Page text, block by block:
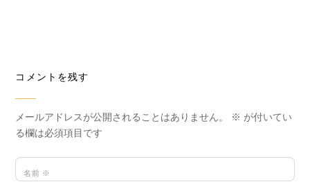
コメントを残す
メールアドレスが公開されることはありません。 ※ が付いてい
る欄は必須項目です
名前 ※